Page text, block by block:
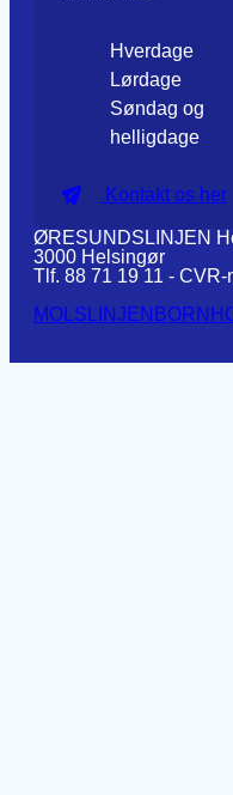
Hverdage
Lørdage
Søndag og
helligdage
Kontakt os her
ØRESUNDSLINJEN
3000 Helsingør
Tlf. 88 71 19 11 - CVR-
MOLSLINJEN